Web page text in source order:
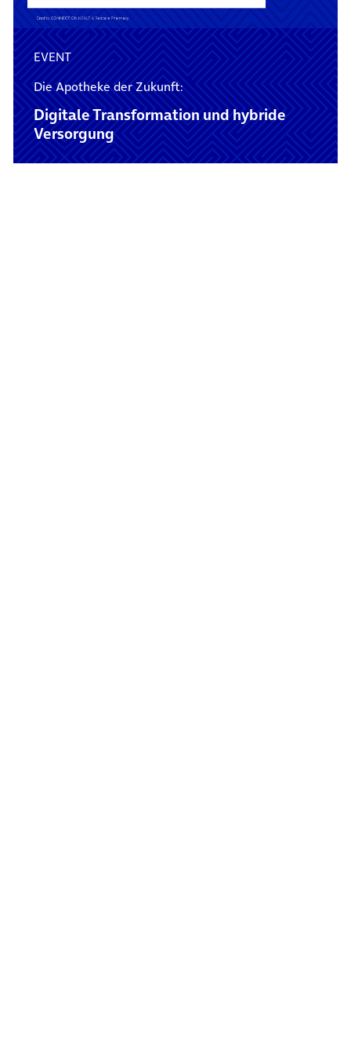
EVENT
Die Apotheke der Zukunft:
Digitale Transformation und hybride
Versorgung